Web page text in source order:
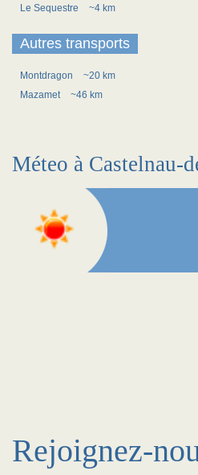
Le Sequestre ~4 km
Autres transports
Montdragon
~20 km
Mazamet
~46 km
Méteo à Castelnau-
Rejoignez-